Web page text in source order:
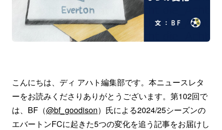
こんにちは、ディ アハト編集部です。本ニュースレタ
ーをお読みくださりありがとうございます。第102回で
は、BF（@bf_goodison）氏による2024/25シーズンの
エバートンFCに起きた5つの変化を追う記事をお届けし